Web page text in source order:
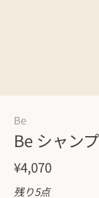
Be
Be シャン
¥4,070
残り5点